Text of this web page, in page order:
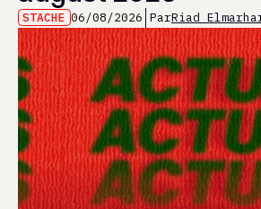
STACHE 06/08/2026 ParRiad